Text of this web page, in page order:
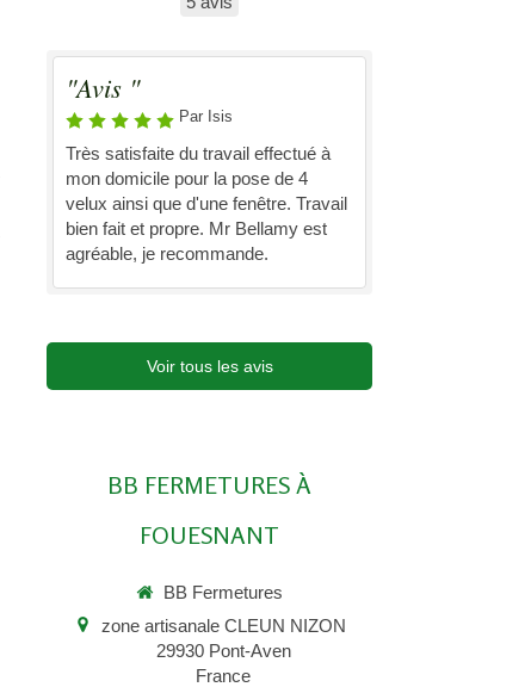
"Avis "
Par Isis
Très satisfaite du travail effectué à
mon domicile pour la pose de 4
velux ainsi que d'une fenêtre. Travail
bien fait et propre. Mr Bellamy est
agréable, je recommande.
Voir tous les avis
BB FERMETURES À
FOUESNANT
BB Fermetures
zone artisanale CLEUN NIZON
29930 Pont-Aven
France